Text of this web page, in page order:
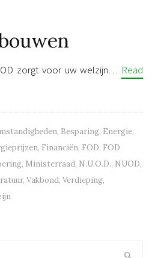
zorgt voor uw welzijn… Read
, Besparing, Energie,
, Financiën, FOD, FOD
, Ministerraad, N.U.O.D., NUOD,
, Vakbond, Verdieping,